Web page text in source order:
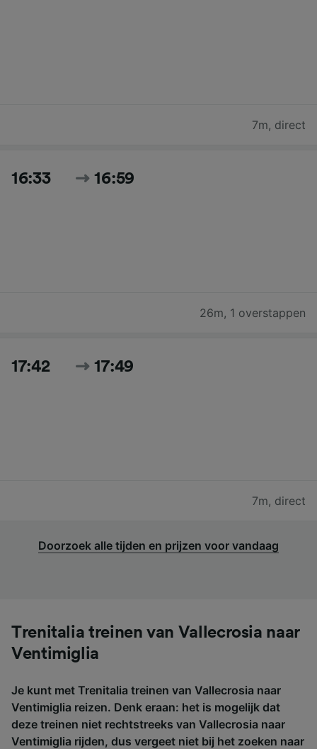
7m, direct
16:33 16:59
26m, 1 overstappen
17:42 17:49
7m, direct
Doorzoek alle tijden en prijzen voor vandaag
Trenitalia treinen van Vallecrosia naar
Ventimiglia
Je kunt met Trenitalia treinen van Vallecrosia naar
Ventimiglia reizen. Denk eraan: het is mogelijk dat
deze treinen niet rechtstreeks van Vallecrosia naar
Ventimiglia rijden, dus vergeet niet bij het zoeken naar